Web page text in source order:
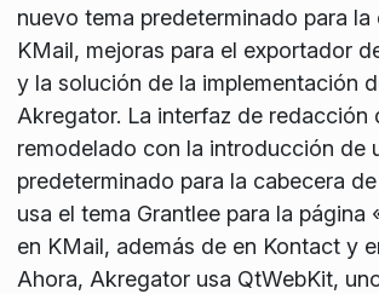
nuevo tema predeterminado para la
KMail, mejoras para el exportador
y la solución de la implementación
Akregator. La interfaz de redacción
remodelado con la introducción de
predeterminado para la cabecera
usa el tema Grantlee para la página
en KMail, además de en Kontact y
Ahora, Akregator usa QtWebKit,